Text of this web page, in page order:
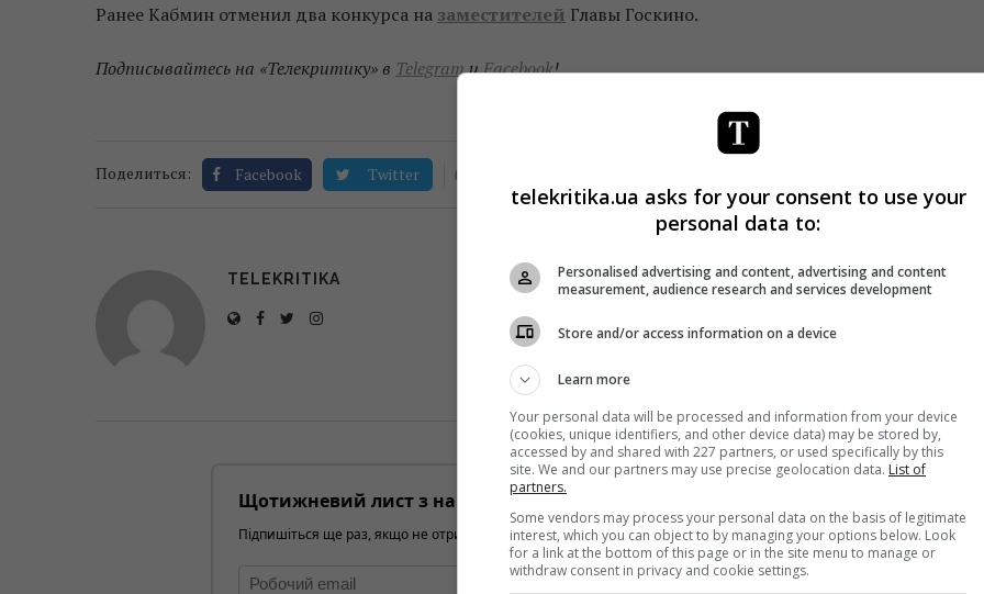
Ранее Кабмин отменил два конкурса на заместителей Главы Госкино.
Подписывайтесь на «Телекритику» в TelegramиFacebook!
Поделиться: Facebook Twitter 0
TELEKRITIKA
Щотижневий лист з найцікавішим. Пишемо з любов'ю
Підпишіться ще раз, якщо не отримуєте від нас листи
* Підписатись→
telekritika.ua asks for your consent to use your
personal data to:
Personalised advertising and content, advertising and content
measurement, audience research and services development
Store and/or access information on a device
Learn more
Your personal data will be processed and information from your device
(cookies, unique identifiers, and other device data) may be stored by,
accessed by and shared with 227 partners, or used specifically by this
site. We and our partners may use precise geolocation data. List of
partners.
Some vendors may process your personal data on the basis of legitimate
interest, which you can object to by managing your options below. Look
for a link at the bottom of this page or in the site menu to manage or
withdraw consent in privacy and cookie settings.